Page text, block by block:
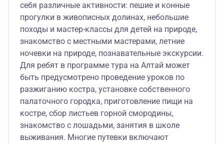
себя различные активности: пешие и конные
прогулки в живописных долинах, небольшие
походы и мастер-классы для детей на природе,
знакомство с местными мастерами, летние
ночевки на природе, познавательные экскурсии.
Для ребят в программе тура на Алтай может
быть предусмотрено проведение уроков по
разжиганию костра, установке собственного
палаточного городка, приготовление пищи на
костре, сбор листьев горной смородины,
знакомство с лошадьми, занятия в школе
выживания. Многие путевки включают